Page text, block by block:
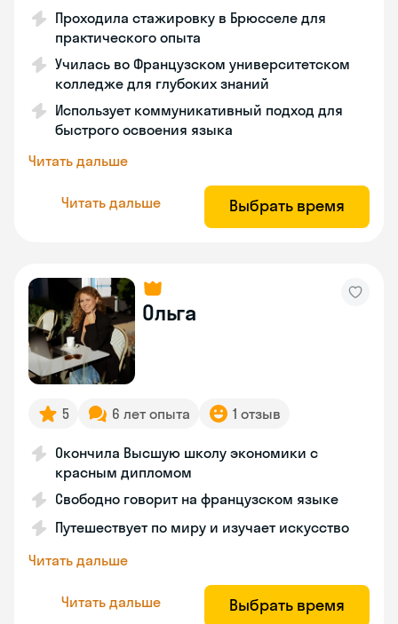
Проходила стажировку в Брюсселе для
практического опыта
Училась во Французском университетском
колледже для глубоких знаний
Использует коммуникативный подход для
быстрого освоения языка
Читать дальше
Читать дальше Выбрать время
Ольга
5 6 лет опыта 1 отзыв
Окончила Высшую школу экономики с
красным дипломом
Свободно говорит на французском языке
Путешествует по миру и изучает искусство
Читать дальше
Читать дальше Выбрать время